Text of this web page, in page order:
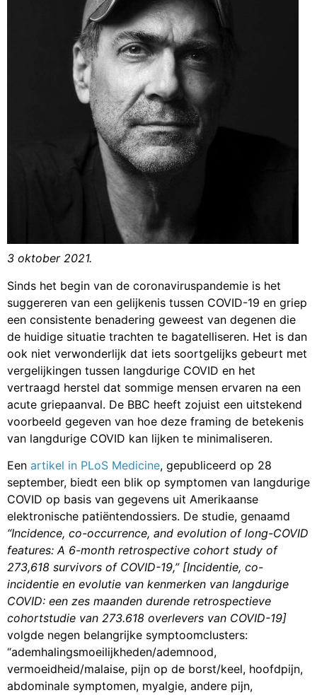
3 oktober 2021.
Sinds het begin van de coronaviruspandemie is het
suggereren van een gelijkenis tussen COVID-19 en griep
een consistente benadering geweest van degenen die
de huidige situatie trachten te bagatelliseren. Het is dan
ook niet verwonderlijk dat iets soortgelijks gebeurt met
vergelijkingen tussen langdurige COVID en het
vertraagd herstel dat sommige mensen ervaren na een
acute griepaanval. De BBC heeft zojuist een uitstekend
voorbeeld gegeven van hoe deze framing de betekenis
van langdurige COVID kan lijken te minimaliseren.
Een artikel in PLoS Medicine, gepubliceerd op 28
september, biedt een blik op symptomen van langdurige
COVID op basis van gegevens uit Amerikaanse
elektronische patiëntendossiers. De studie, genaamd
“Incidence, co-occurrence, and evolution of long-COVID
features: A 6-month retrospective cohort study of
273,618 survivors of COVID-19,” [Incidentie, co-
incidentie en evolutie van kenmerken van langdurige
COVID: een zes maanden durende retrospectieve
cohortstudie van 273.618 overlevers van COVID-19]
volgde negen belangrijke symptoomclusters:
“ademhalingsmoeilijkheden/ademnood,
vermoeidheid/malaise, pijn op de borst/keel, hoofdpijn,
abdominale symptomen, myalgie, andere pijn,